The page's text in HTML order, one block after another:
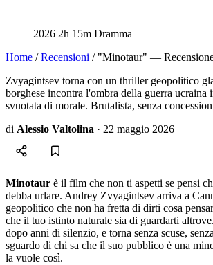
2026 2h 15m Dramma
Home / Recensioni / "Minotaur" —
Zvyagintsev torna con un thriller geopolitico
borghese incontra l'ombra della guerra ucraina
svuotata di morale. Brutalista, senza
di Alessio Valtolina · 22 maggio 2026
Minotaur è il film che non ti aspetti se pensi
debba urlare. Andrey Zvyagintsev arriva a
geopolitico che non ha fretta di dirti cosa
che il tuo istinto naturale sia di guardarti
dopo anni di silenzio, e torna senza scuse,
sguardo di chi sa che il suo pubblico è una
la vuole così.